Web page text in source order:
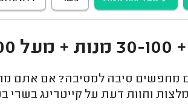
מחפשים סיבה למסיבה? אם אתם
וחוות דעת על קייטרינג בשרי